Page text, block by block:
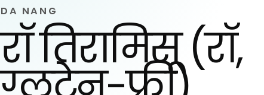
DA NANG
रॉ तिरामिसू (रॉ,